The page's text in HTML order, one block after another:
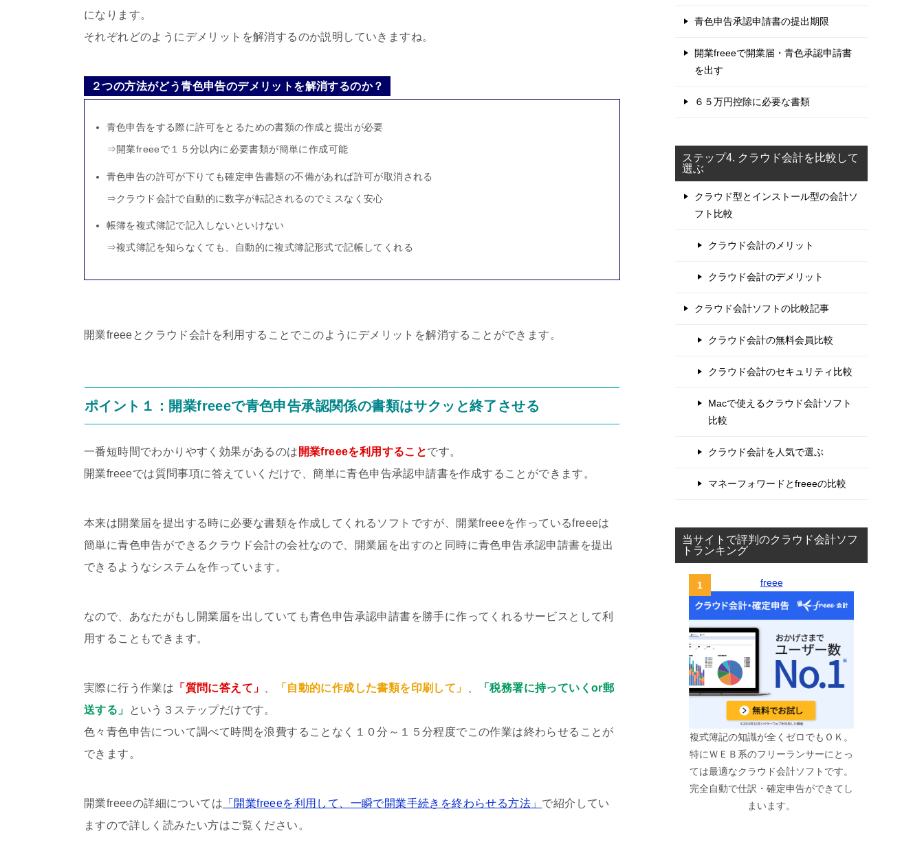
になります。
それぞれどのようにデメリットを解消するのか説明していきますね。
２つの方法がどう青色申告のデメリットを解消するのか？
青色申告をする際に許可をとるための書類の作成と提出が必要
⇒開業freeeで１５分以内に必要書類が簡単に作成可能
青色申告の許可が下りても確定申告書類の不備があれば許可が取消される
⇒クラウド会計で自動的に数字が転記されるのでミスなく安心
帳簿を複式簿記で記入しないといけない
⇒複式簿記を知らなくても、自動的に複式簿記形式で記帳してくれる
開業freeeとクラウド会計を利用することでこのようにデメリットを解消することができます。
ポイント１：開業freeeで青色申告承認関係の書類はサクッと終了させる
一番短時間でわかりやすく効果があるのは 開業freeeを利用することです。
開業freeeでは質問事項に答えていくだけで、簡単に青色申告承認申請書を作成することができます。
本来は開業届を提出する時に必要な書類を作成してくれるソフトですが、開業freeeを作っているfreeeは
簡単に青色申告ができるクラウド会計の会社なので、
開業届を出すのと同時に青色申告承認申請書を提出
できるようなシステム を作っています。
なので、あなたがもし開業届を出していても青色申告承認申請書を勝手に作ってくれるサービスとして利
用することもできます。
実際に行う作業は 「質問に答えて」 「自動的に作成した書類を印刷して」
「税務署に持っていくor郵
送する」
という３ステップだけです。
色々青色申告について調べて時間を浪費することなく１０分～１５分程度でこの作業は終わらせることが
できます。
開業freeeの詳細については 「開業freeeを利用して、一瞬で開業手続きを終わらせる方法」 で紹介してい
ますので詳しく読みたい方はご覧ください。
青色申告承認申請書の提出期限
開業freeeで開業届・青色承認申請書
を出す
６５万円控除に必要な書類
ステップ4. クラウド会計を比較して
選ぶ
クラウド型とインストール型の会計ソ
フト比較
クラウド会計のメリット
クラウド会計のデメリット
クラウド会計ソフトの比較記事
クラウド会計の無料会員比較
クラウド会計のセキュリティ比較
Macで使えるクラウド会計ソフト
比較
クラウド会計を人気で選ぶ
マネーフォワードとfreeeの比較
当サイトで評判のクラウド会計ソフ
トランキング
freee
複式簿記の知識が全くゼロでもＯＫ。
特にＷＥＢ系のフリーランサーにとっ
ては最適なクラウド会計ソフトです。
完全自動で仕訳・確定申告ができてし
まいます。